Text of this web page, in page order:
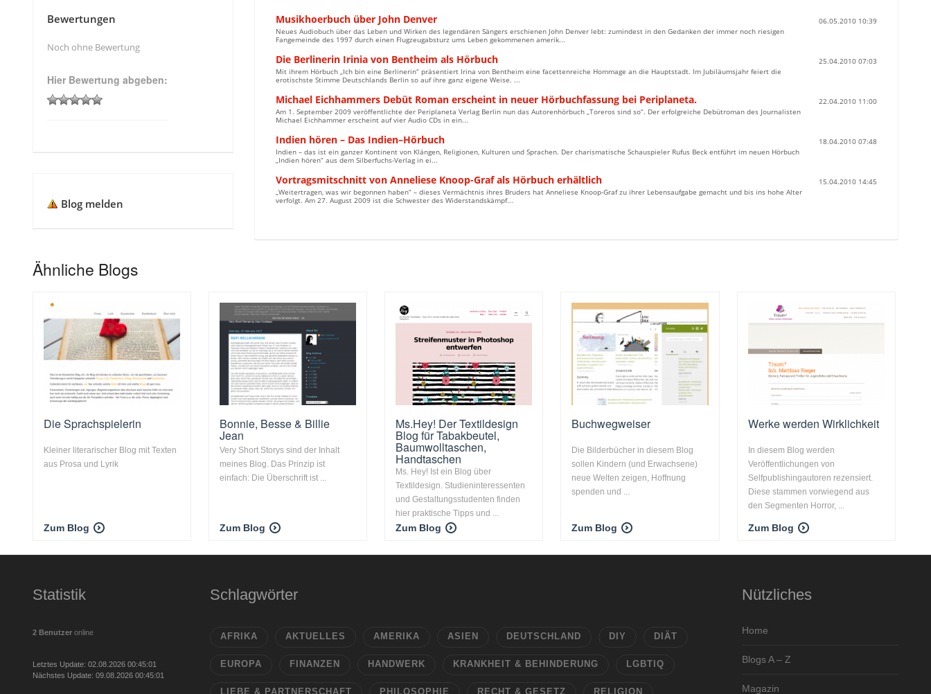
Musikhoerbuch über John Denver
06.05.2010 10:39
Neues Audiobuch über das Leben und Wirken des legendären Sängers erschienen John Denver lebt: zumindest in den Gedanken der immer noch riesigen
Fangemeinde des 1997 durch einen Flugzeugabsturz ums Leben gekommenen amerik...
Die Berlinerin Irinia von Bentheim als Hörbuch
25.04.2010 07:03
Mit ihrem Hörbuch „Ich bin eine Berlinerin“ präsentiert Irina von Bentheim eine facettenreiche Hommage an die Hauptstadt. Im Jubiläumsjahr feiert die
erotischste Stimme Deutschlands Berlin so auf ihre ganz eigene Weise. ...
Michael Eichhammers Debüt Roman erscheint in neuer Hörbuchfassung bei Periplaneta.
22.04.2010 11:00
Am 1. September 2009 veröffentlichte der Periplaneta Verlag Berlin nun das Autorenhörbuch „Toreros sind so“. Der erfolgreiche Debütroman des Journalisten
Michael Eichhammer erscheint auf vier Audio CDs in ein...
Indien hören – Das Indien–Hörbuch
18.04.2010 07:48
Indien – das ist ein ganzer Kontinent von Klängen, Religionen, Kulturen und Sprachen. Der charismatische Schauspieler Rufus Beck entführt im neuen Hörbuch
„Indien hören“ aus dem Silberfuchs-Verlag in ei...
Vortragsmitschnitt von Anneliese Knoop-Graf als Hörbuch erhältlich
15.04.2010 14:45
„Weitertragen, was wir begonnen haben“ – dieses Vermächtnis ihres Bruders hat Anneliese Knoop-Graf zu ihrer Lebensaufgabe gemacht und bis ins hohe Alter
verfolgt. Am 27. August 2009 ist die Schwester des Widerstandskämpf...
Bewertungen
Noch ohne Bewertung
Hier Bewertung abgeben:
Blog melden
Ähnliche Blogs
Die Sprachspielerin
Kleiner literarischer Blog mit Texten
aus Prosa und Lyrik
Zum Blog
Bonnie, Besse & Billie
Jean
Very Short Storys sind der Inhalt
meines Blog. Das Prinzip ist
einfach: Die Überschrift ist ...
Zum Blog
Ms.Hey! Der Textildesign
Blog für Tabakbeutel,
Baumwolltaschen,
Handtaschen
Ms. Hey! Ist ein Blog über
Textildesign. Studieninteressenten
und Gestaltungsstudenten finden
hier praktische Tipps und ...
Zum Blog
Buchwegweiser
Die Bilderbücher in diesem Blog
sollen Kindern (und Erwachsene)
neue Welten zeigen, Hoffnung
spenden und ...
Zum Blog
Werke werden Wirklichkeit
In diesem Blog werden
Veröffentlichungen von
Selfpublishingautoren rezensiert.
Diese stammen vorwiegend aus
den Segmenten Horror, ...
Zum Blog
Statistik
2 Benutzer online
Letztes Update: 02.08.2026 00:45:01
Nächstes Update: 09.08.2026 00:45:01
Schlagwörter
AFRIKA AKTUELLES AMERIKA ASIEN DEUTSCHLAND DIY DIÄT
EUROPA FINANZEN HANDWERK KRANKHEIT & BEHINDERUNG LGBTIQ
LIEBE & PARTNERSCHAFT PHILOSOPHIE RECHT & GESETZ RELIGION
Nützliches
Home
Blogs A – Z
Magazin